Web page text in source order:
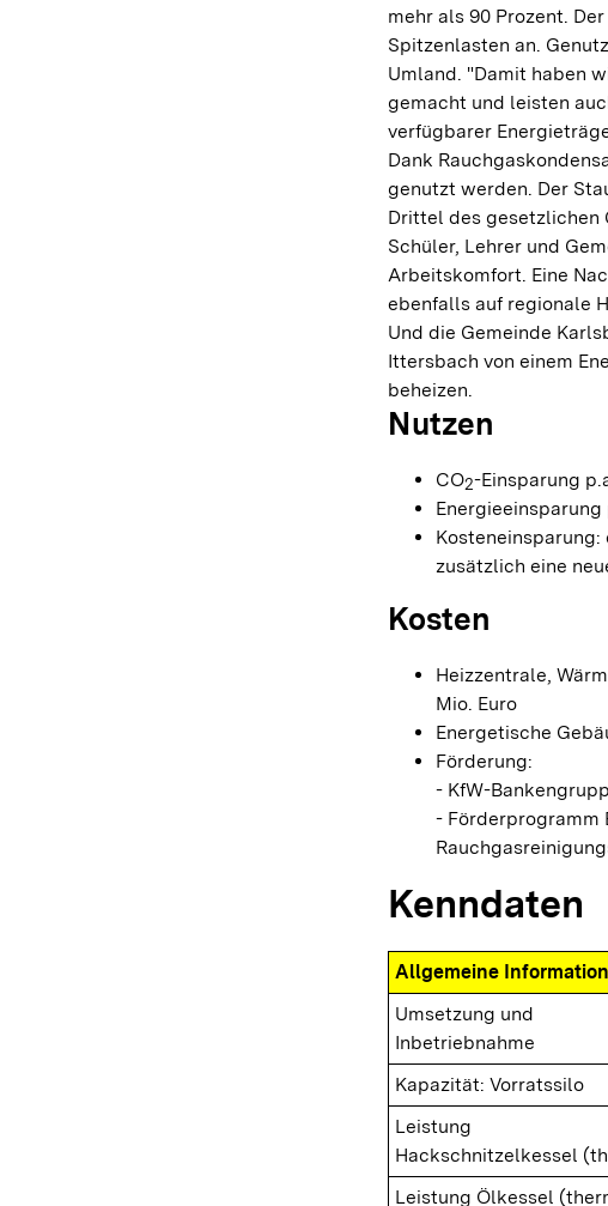
mehr als 90 Prozent.
Spitzenlasten an.
Umland. "Damit haben
gemacht und leisten
verfügbarer
Dank
genutzt werden. Der
Drittel des gesetzlichen
Schüler, Lehrer und
Arbeitskomfort. Eine
ebenfalls auf regionale
Und die Gemeinde
Ittersbach von einem
beheizen.
Nutzen
CO2-Einsparung
Energieeinsparung
Kosteneinsparung:
zusätzlich eine
Kosten
Heizzentrale,
Mio. Euro
Energetische
Förderung:
- KfW-
- Förderprogramm
Kenndaten
Allgemeine
Umsetzung und
Inbetriebnahme
Kapazität: Vorratssilo
Leistung
Hackschnitzelkessel
Leistung Ölkessel